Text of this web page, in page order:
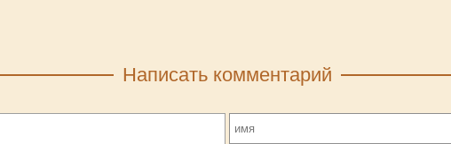
Написать комментарий